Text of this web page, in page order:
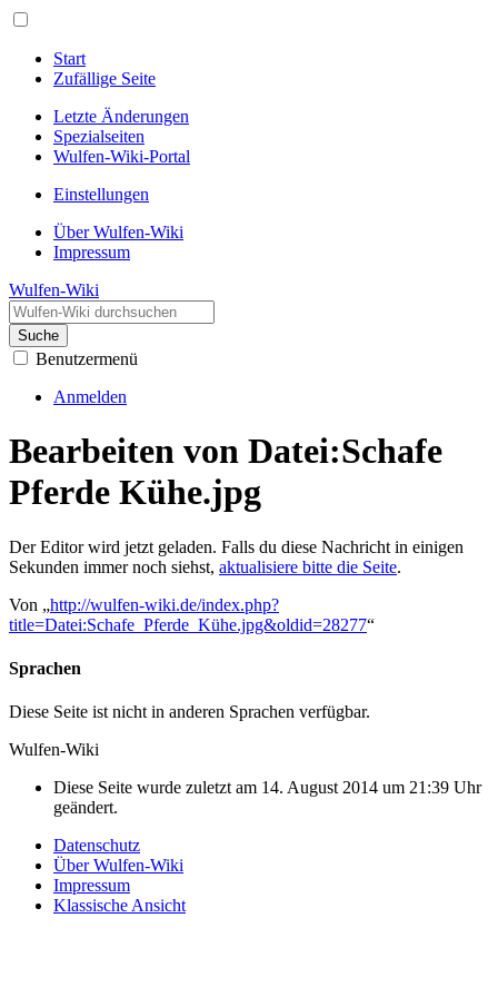
Start
Zufällige Seite
Letzte Änderungen
Spezialseiten
Wulfen-Wiki-Portal
Einstellungen
Über Wulfen-Wiki
Impressum
Wulfen-Wiki
Suche
Benutzermenü
Anmelden
Bearbeiten von Datei:Schafe
Pferde Kühe.jpg
Der Editor wird jetzt geladen. Falls du diese Nachricht in einigen
Sekunden immer noch siehst, aktualisiere bitte die Seite.
Von „http://wulfen-wiki.de/index.php?
title=Datei:Schafe_Pferde_Kühe.jpg&oldid=28277“
Sprachen
Diese Seite ist nicht in anderen Sprachen verfügbar.
Wulfen-Wiki
Diese Seite wurde zuletzt am 14. August 2014 um 21:39 Uhr
geändert.
Datenschutz
Über Wulfen-Wiki
Impressum
Klassische Ansicht